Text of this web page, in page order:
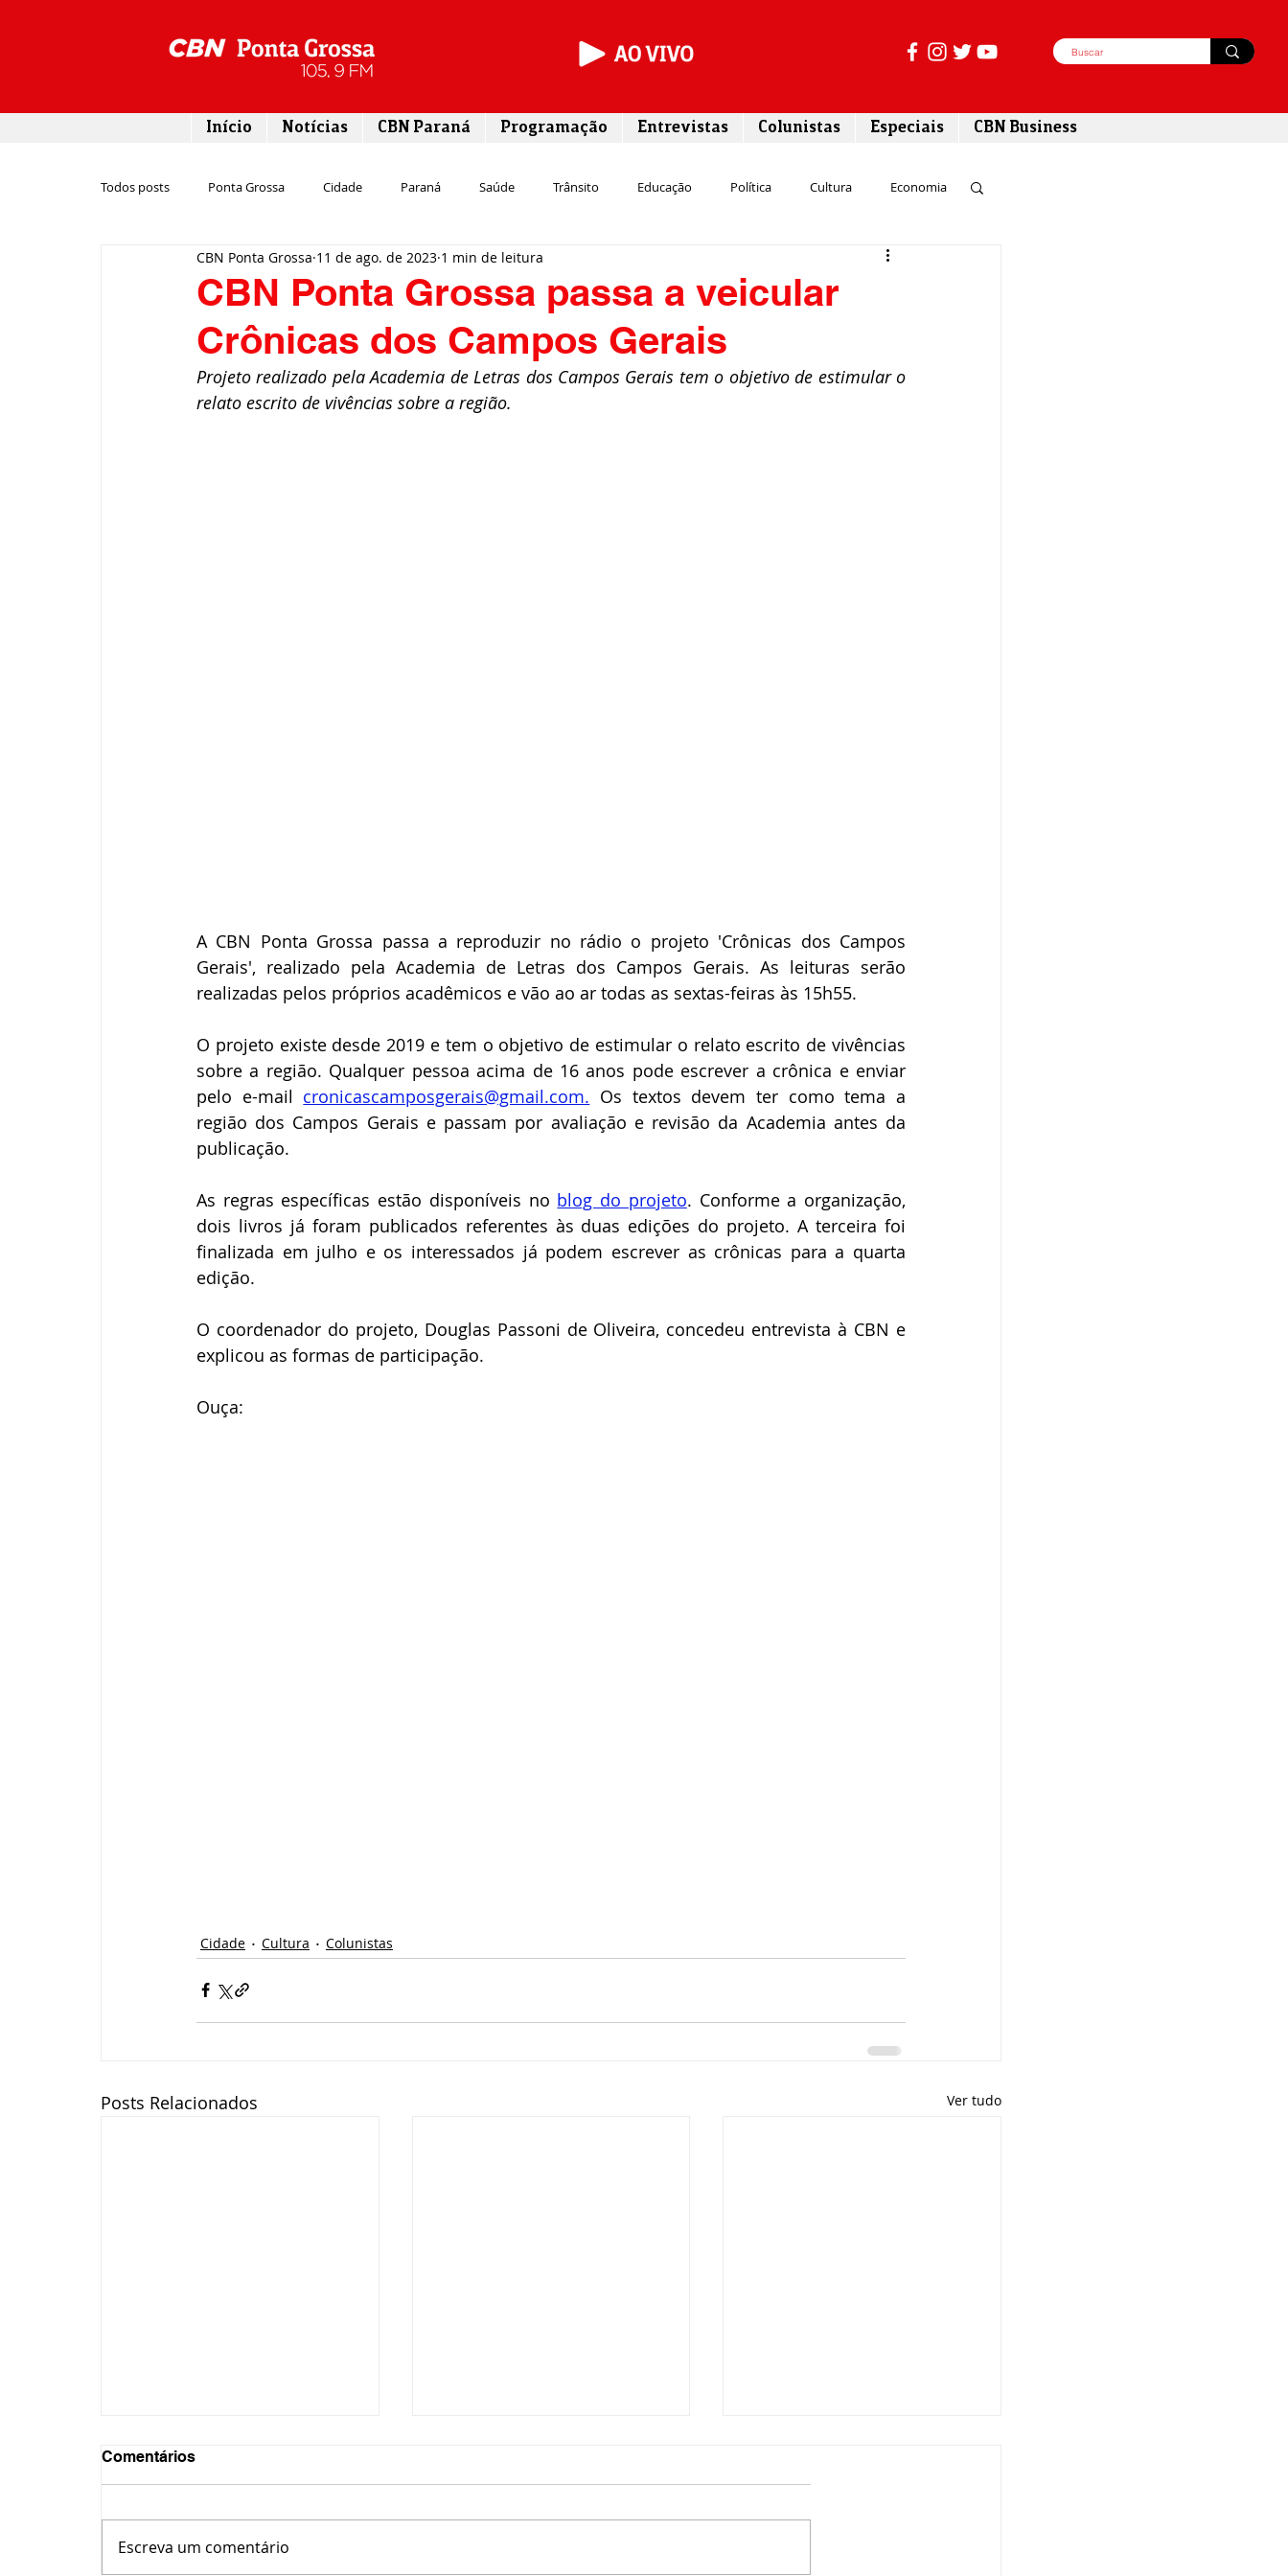
Início Notícias CBN Paraná Programação Entrevistas Colunistas Especiais CBN Business
Todos posts Ponta Grossa Cidade Paraná Saúde Trânsito Educação Política Cultura Economia
Emprego Campos Gerais Segurança Entrevista
Rodovias Agronegócio Meio ambiente Comunicação Empreendedorismo
Transporte
CBN Ponta Grossa passa a veicular
Crônicas dos Campos Gerais
CBN Ponta Grossa 11 de ago. de 2023 1 min de leitura
Projeto realizado pela Academia de Letras dos Campos Gerais tem o objetivo de estimular o
relato escrito de vivências sobre a região.
A CBN Ponta Grossa passa a reproduzir no rádio o projeto 'Crônicas dos Campos
Gerais', realizado pela Academia de Letras dos Campos Gerais. As leituras serão
realizadas pelos próprios acadêmicos e vão ao ar todas as sextas-feiras às 15h55.
O projeto existe desde 2019 e tem o objetivo de estimular o relato escrito de vivências
sobre a região. Qualquer pessoa acima de 16 anos pode escrever a crônica e enviar
pelo e-mail cronicascamposgerais@gmail.com. Os textos devem ter como tema a
região dos Campos Gerais e passam por avaliação e revisão da Academia antes da
publicação.
As regras específicas estão disponíveis no blog do projeto. Conforme a organização,
dois livros já foram publicados referentes às duas edições do projeto. A terceira foi
finalizada em julho e os interessados já podem escrever as crônicas para a quarta
edição.
O coordenador do projeto, Douglas Passoni de Oliveira, concedeu entrevista à CBN e
explicou as formas de participação.
Ouça:
Cidade Cultura Colunistas
Posts Relacionados Ver tudo
Comentários
Escreva um comentário